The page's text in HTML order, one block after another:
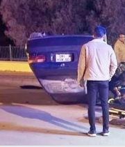
GÜNDEM
HABERDE
KÜLTÜR
MAGAZİN